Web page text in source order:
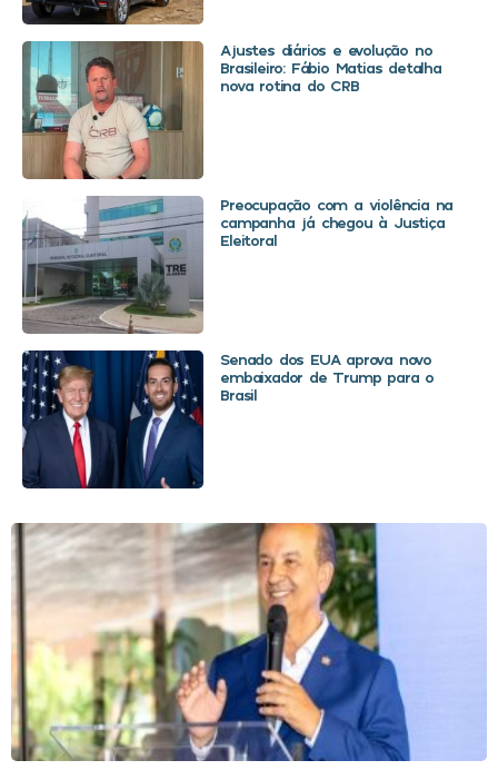
Ajustes diários e evolução no
Brasileiro: Fábio Matias detalha
nova rotina do CRB
Preocupação com a violência na
campanha já chegou à Justiça
Eleitoral
Senado dos EUA aprova novo
embaixador de Trump para o
Brasil